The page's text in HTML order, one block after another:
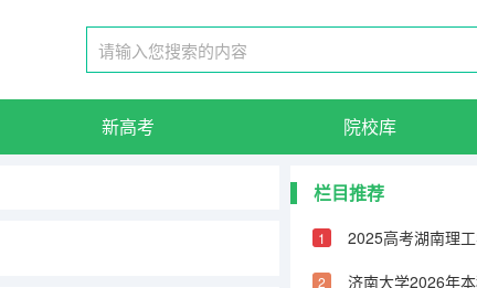
新高考 院校库
栏目推荐